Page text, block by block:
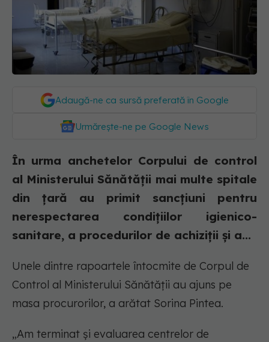
Adaugă-ne ca sursă preferată în Google
Urmărește-ne pe Google News
În urma anchetelor Corpului de control
al Ministerului Sănătății mai multe spitale
din țară au primit sancțiuni pentru
nerespectarea condițiilor igienico-
sanitare, a procedurilor de achiziții și a...
Unele dintre rapoartele întocmite de Corpul de
Control al Ministerului Sănătății au ajuns pe
masa procurorilor, a arătat Sorina Pintea.
„Am terminat și evaluarea centrelor de